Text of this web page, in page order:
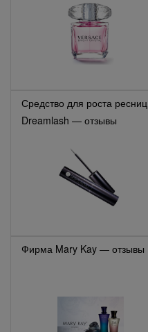
Средство для роста ресниц
Dreamlash — отзывы
Фирма Mary Kay — отзывы